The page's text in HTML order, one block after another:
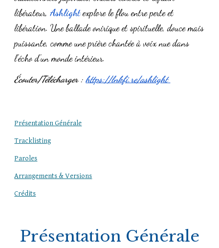
libérateur,Ashlightexplore le flou entre perte et
libération. Une ballade onirique et spirituelle, douce mais
puissante, comme une prière chantée à voix nue dans
l'écho d'un monde intérieur.
Écouter/Télécharger :https://lnkfi.re/ashlight
Présentation Générale
Tracklisting
Paroles
Arrangements & Versions
Crédits
Présentation Générale